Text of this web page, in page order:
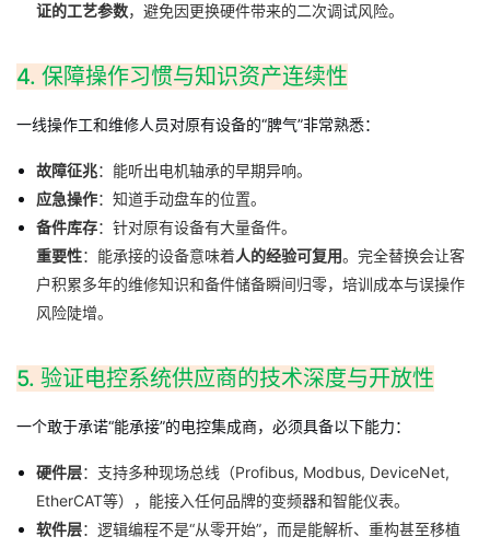
证的工艺参数，避免因更换硬件带来的二次调试风险。
4. 保障操作习惯与知识资产连续性
一线操作工和维修人员对原有设备的“脾气”非常熟悉：
故障征兆：能听出电机轴承的早期异响。
应急操作：知道手动盘车的位置。
备件库存：针对原有设备有大量备件。
重要性：能承接的设备意味着人的经验可复用。完全替换会让客
户积累多年的维修知识和备件储备瞬间归零，培训成本与误操作
风险陡增。
5. 验证电控系统供应商的技术深度与开放性
一个敢于承诺“能承接”的电控集成商，必须具备以下能力：
硬件层：支持多种现场总线（Profibus, Modbus, DeviceNet,
EtherCAT等），能接入任何品牌的变频器和智能仪表。
软件层：逻辑编程不是“从零开始”，而是能解析、重构甚至移植